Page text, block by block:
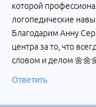
которой
логопедические
Благодарим Анну
центра за то, что
словом и делом
Ответить